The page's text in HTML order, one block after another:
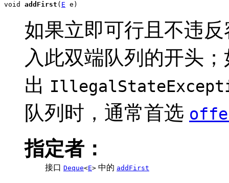
void addFirst ( E e)
如果立即可行且不违
入此双端队列的开头
出
队列时，通常首选
指定者：
接口 Deque<E> 中的 addFirst